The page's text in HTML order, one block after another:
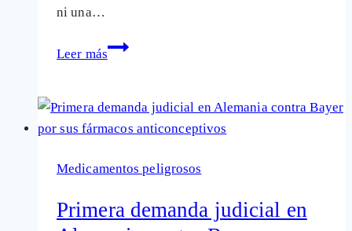
ni una…
Leer más
El
la
menopausia:
una
vital
Medicamentos peligrosos
Primera demanda judicial en